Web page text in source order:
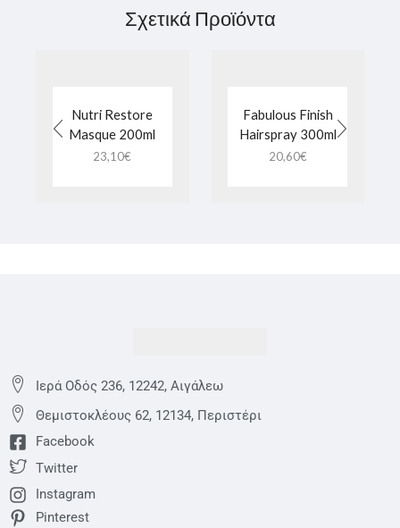
Σχετικά Προϊόντα
Nutri Restore
Masque 200ml
23,10€
Fabulous Finish
Hairspray 300ml
20,60€
Ιερά Οδός 236, 12242, Αιγάλεω
Θεμιστoκλέους 62, 12134, Περιστέρι
Facebook
Twitter
Instagram
Pinterest